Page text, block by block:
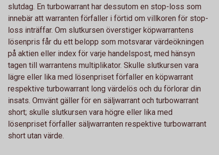
slutdag. En turbowarrant har dessutom en stop-loss som
innebär att warranten förfaller i förtid om villkoren för stop-
loss inträffar. Om slutkursen överstiger köpwarrantens
lösenpris får du ett belopp som motsvarar värdeökningen
på aktien eller index för varje handelspost, med hänsyn
tagen till warrantens multiplikator. Skulle slutkursen vara
lägre eller lika med lösenpriset förfaller en köpwarrant
respektive turbowarrant long värdelös och du förlorar din
insats. Omvänt gäller för en säljwarrant och turbowarrant
short; skulle slutkursen vara högre eller lika med
lösenpriset förfaller säljwarranten respektive turbowarrant
short utan värde.